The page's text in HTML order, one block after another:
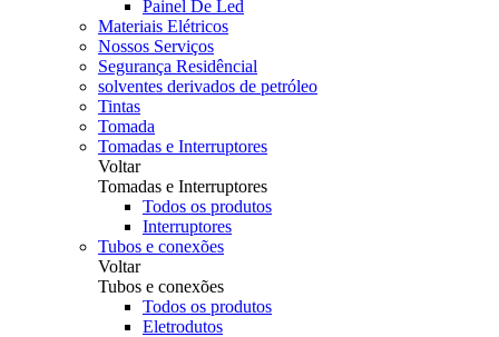
Painel De Led
Materiais Elétricos
Nossos Serviços
Segurança Residêncial
solventes derivados de petróleo
Tintas
Tomada
Tomadas e Interruptores
Voltar
Tomadas e Interruptores
Todos os produtos
Interruptores
Tubos e conexões
Voltar
Tubos e conexões
Todos os produtos
Eletrodutos